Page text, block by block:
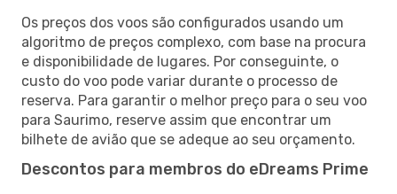
Os preços dos voos são configurados usando um
algoritmo de preços complexo, com base na procura
e disponibilidade de lugares. Por conseguinte, o
custo do voo pode variar durante o processo de
reserva. Para garantir o melhor preço para o seu voo
para Saurimo, reserve assim que encontrar um
bilhete de avião que se adeque ao seu orçamento.
Descontos para membros do eDreams Prime